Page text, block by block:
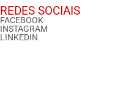
REDES SOCIAIS
FACEBOOK
INSTAGRAM
LINKEDIN